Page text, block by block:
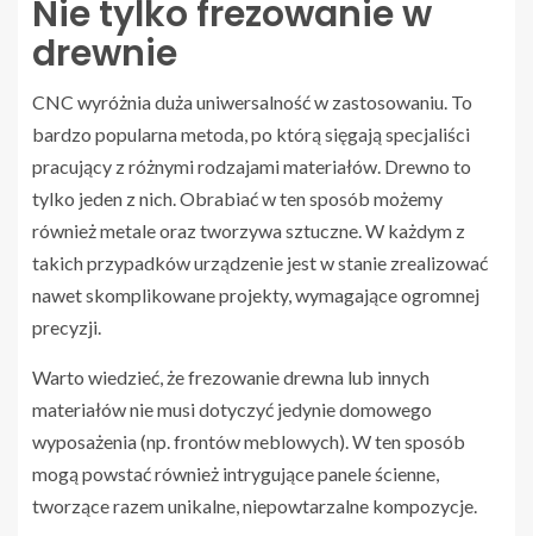
Nie tylko frezowanie w
drewnie
CNC wyróżnia duża uniwersalność w zastosowaniu. To
bardzo popularna metoda, po którą sięgają specjaliści
pracujący z różnymi rodzajami materiałów. Drewno to
tylko jeden z nich. Obrabiać w ten sposób możemy
również metale oraz tworzywa sztuczne. W każdym z
takich przypadków urządzenie jest w stanie zrealizować
nawet skomplikowane projekty, wymagające ogromnej
precyzji.
Warto wiedzieć, że frezowanie drewna lub innych
materiałów nie musi dotyczyć jedynie domowego
wyposażenia (np. frontów meblowych). W ten sposób
mogą powstać również intrygujące panele ścienne,
tworzące razem unikalne, niepowtarzalne kompozycje.